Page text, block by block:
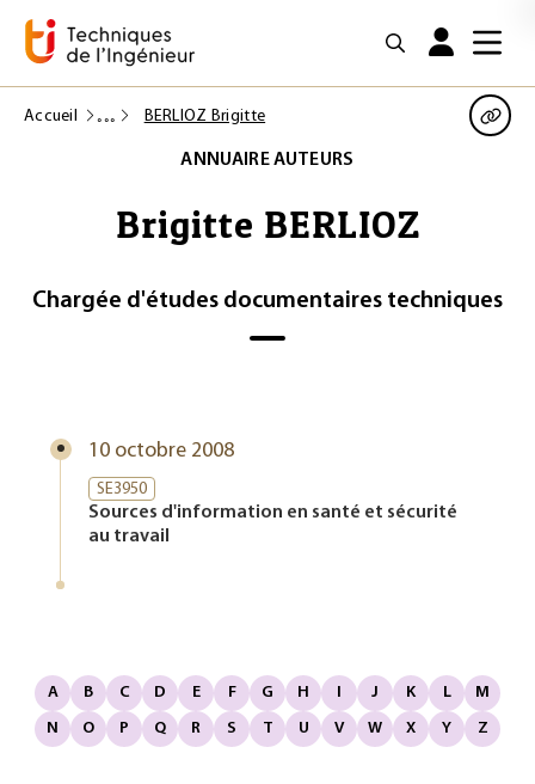
Accueil BERLIOZ Brigitte
ANNUAIRE AUTEURS
Brigitte BERLIOZ
Chargée d'études documentaires techniques
10 octobre 2008
SE3950
Sources d'information en santé et sécurité
au travail
A B C D E F G H I J K L
M
N
O P Q R S T U V W X Y Z